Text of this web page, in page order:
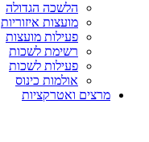
הלשכה הגדולה
מועצות איזוריות
פעילות מועצות
רשימת לשכות
פעילות לשכות
אולמות כינוס
מרצים ואטרקציות